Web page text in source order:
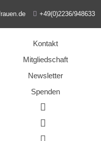
+49(0)2236/948633
Kontakt
Mitgliedschaft
Newsletter
Spenden